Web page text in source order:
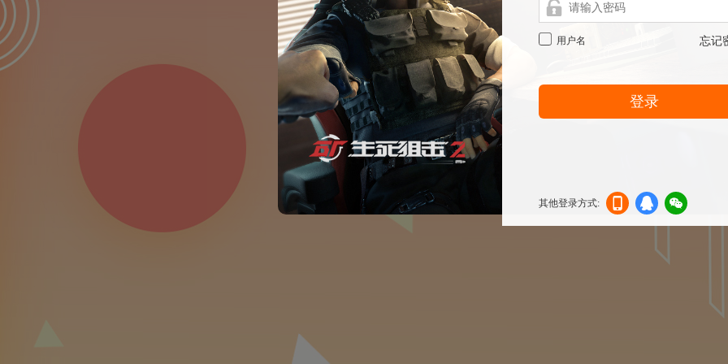
用户名 忘记
登录
其他登录方式:
机登
登录
信登